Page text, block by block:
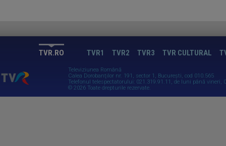
TVR CULTURAL
TVR3
TVR2
TVR1
TVR.RO
Televiziunea Română
Calea Dorobanţilor nr. 191, sector 1, Bucureşti, cod 010.565
Telefonul telespectatorului: 021.319.91.11, de luni până vineri,
© 2026 Toate drepturile rezervate.